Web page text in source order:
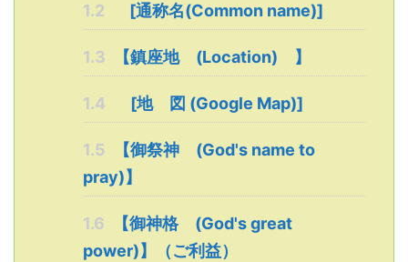
1.2 [通称名(Common name)]
1.3 【鎮座地 (Location) 】
1.4 [地 図 (Google Map)]
1.5
【御祭神 (God's name to
pray)】
1.6
【御神格 (God's great
power)】（ご利益）